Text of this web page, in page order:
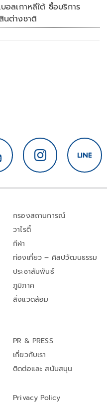
ลเกาหลีใต้ ซื้อบริการ
นต่างชาติ
กรองสถานการณ์
วาไรตี้
กีฬา
ท่องเที่ยว – ศิลปวัฒนธรรม
ประชาสัมพันธ์
ภูมิภาค
สิ่งแวดล้อม
PR & PRESS
เกี่ยวกับเรา
ติดต่อและ สนับสนุน
Privacy Policy